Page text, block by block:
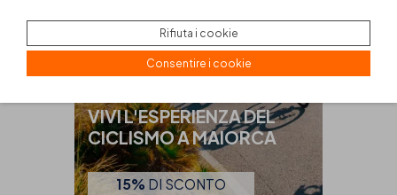
CICLISMO MAIORCA
VIVI L'ESPERIENZA DEL
CICLISMO A MAIORCA
15% DI SCONTO
Rifiuta i cookie
Consentire i cookie